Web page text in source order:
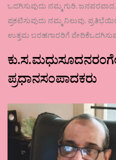
ಒದಗಿಸುವುದು ನಮ್ಮ ಗುರಿ.
ಪ್ರಕಟಿಸುವುದು ನಮ್ಮ ನಿಲುವು.
ಉತ್ತಮ ಬರಹಗಾರರಿಗೆ
ಪ್ರಧಾನಸಂಪಾದಕರು